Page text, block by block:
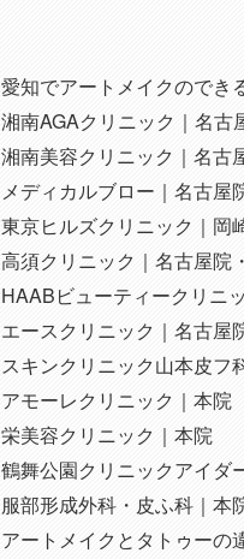
愛知でアートメイクのでき
湘南AGAクリニック｜名古
湘南美容クリニック｜名古
メディカルブロー｜名古屋
東京ヒルズクリニック｜岡
高須クリニック｜名古屋院
HAABビューティークリニ
エースクリニック｜名古屋
スキンクリニック山本皮フ
アモーレクリニック｜本院
栄美容クリニック｜本院
鶴舞公園クリニックアイダ
服部形成外科・皮ふ科｜本
アートメイクとタトゥーの